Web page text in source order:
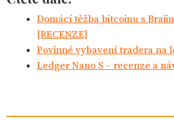
Domácí těžba bitcoinu s
[RECENZE]
Povinné vybavení tradera na
Ledger Nano S – recenze a